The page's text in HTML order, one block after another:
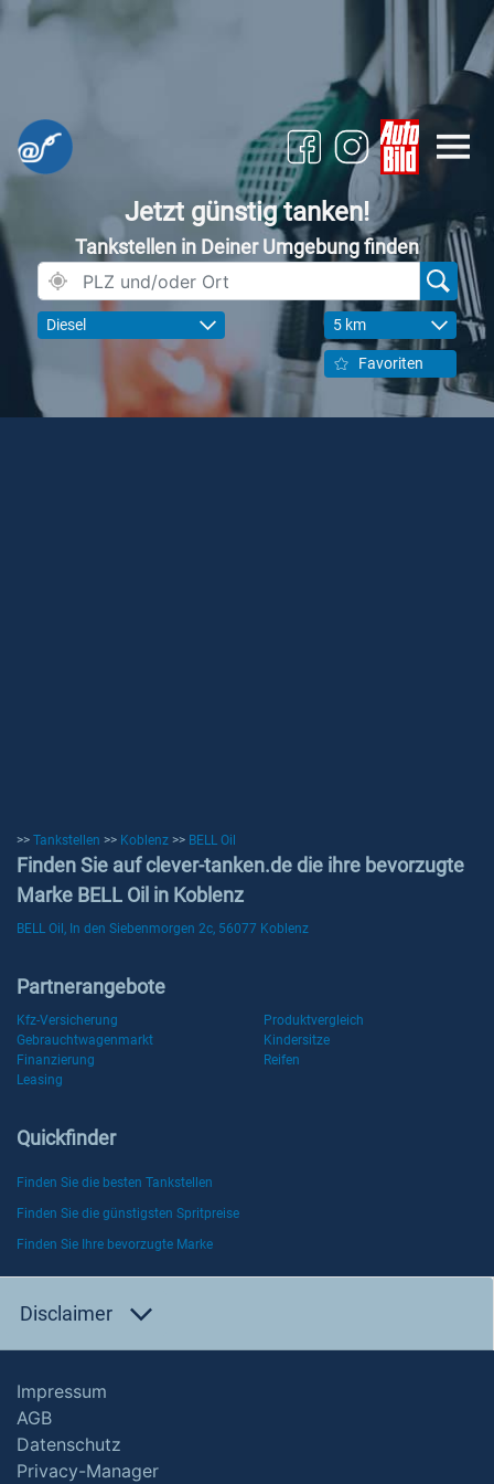
Jetzt günstig tanken!
Tankstellen in Deiner Umgebung finden
Diesel 5 km
Favoriten
>> Tankstellen >> Koblenz >> BELL Oil
Finden Sie auf clever-tanken.de die ihre bevorzugte
Marke BELL Oil in Koblenz
BELL Oil, In den Siebenmorgen 2c, 56077 Koblenz
Partnerangebote
Kfz-Versicherung
Produktvergleich
Gebrauchtwagenmarkt
Kindersitze
Finanzierung
Reifen
Leasing
Quickfinder
Finden Sie die besten Tankstellen
Finden Sie die günstigsten Spritpreise
Finden Sie Ihre bevorzugte Marke
Disclaimer
Impressum
AGB
Datenschutz
Privacy-Manager